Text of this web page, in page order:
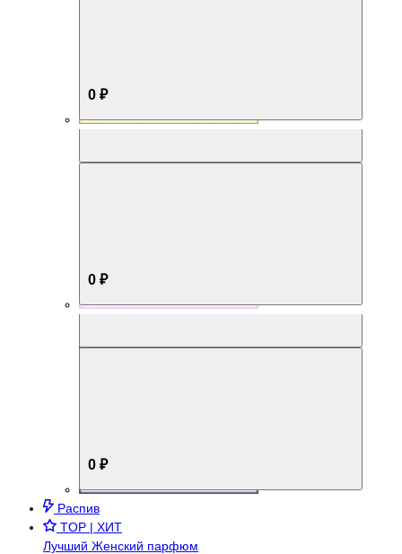
0 ₽
0 ₽
0 ₽
Распив
TOP | ХИТ
Лучший Женский парфюм